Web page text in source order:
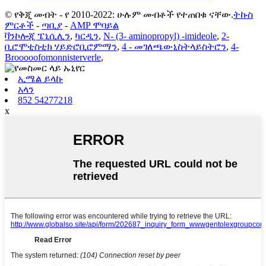
© የቅጂ መብት - የ 2010-2022: ሁሉም መብቶች የተጠበቁ ናቸው.ትኩስ
ምርቶች - ጣቢያ - AMP ሞባይል
ቫንኮሎጂ ፔኒሲሊን, ካርዲን, N- (3- aminopropyl) -imideole, 2-
ቢሮሞቲስቲክ ሃይድሮቢሮምማን, 4 - መገለጫውኒስትላይስትሮን, 4-
Brooooofomonnisterverle,
ኢሜል ይላኩ
አላን
852 54277218
x